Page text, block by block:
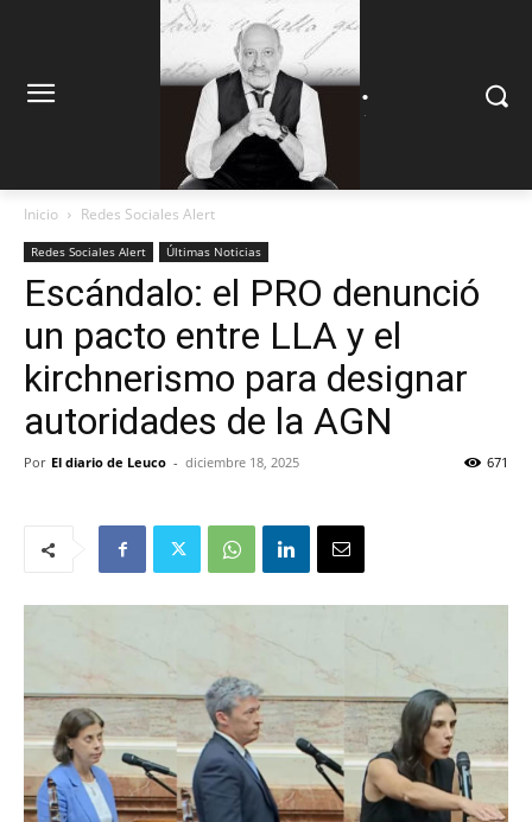
.
Inicio Redes Sociales Alert
Redes Sociales Alert Últimas Noticias
Escándalo: el PRO denunció
un pacto entre LLA y el
kirchnerismo para designar
autoridades de la AGN
Por El diario de Leuco - diciembre 18, 2025 671